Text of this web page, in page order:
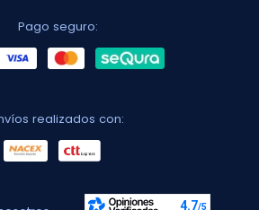
Pago seguro:
realizados con: